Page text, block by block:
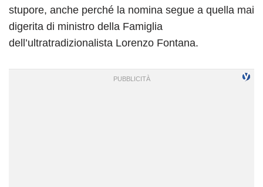
stupore, anche perché la nomina segue a quella mai
digerita di ministro della Famiglia
dell’ultratradizionalista Lorenzo Fontana.